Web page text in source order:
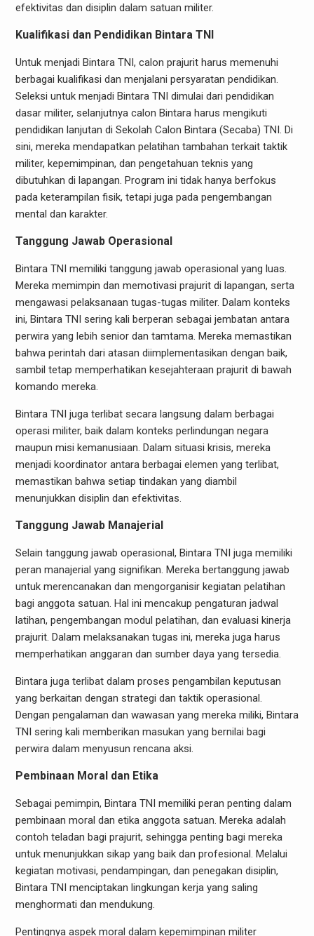
efektivitas dan disiplin dalam satuan militer.
Kualifikasi dan Pendidikan Bintara TNI
Untuk menjadi Bintara TNI, calon prajurit harus memenuhi
berbagai kualifikasi dan menjalani persyaratan pendidikan.
Seleksi untuk menjadi Bintara TNI dimulai dari pendidikan
dasar militer, selanjutnya calon Bintara harus mengikuti
pendidikan lanjutan di Sekolah Calon Bintara (Secaba) TNI. Di
sini, mereka mendapatkan pelatihan tambahan terkait taktik
militer, kepemimpinan, dan pengetahuan teknis yang
dibutuhkan di lapangan. Program ini tidak hanya berfokus
pada keterampilan fisik, tetapi juga pada pengembangan
mental dan karakter.
Tanggung Jawab Operasional
Bintara TNI memiliki tanggung jawab operasional yang luas.
Mereka memimpin dan memotivasi prajurit di lapangan, serta
mengawasi pelaksanaan tugas-tugas militer. Dalam konteks
ini, Bintara TNI sering kali berperan sebagai jembatan antara
perwira yang lebih senior dan tamtama. Mereka memastikan
bahwa perintah dari atasan diimplementasikan dengan baik,
sambil tetap memperhatikan kesejahteraan prajurit di bawah
komando mereka.
Bintara TNI juga terlibat secara langsung dalam berbagai
operasi militer, baik dalam konteks perlindungan negara
maupun misi kemanusiaan. Dalam situasi krisis, mereka
menjadi koordinator antara berbagai elemen yang terlibat,
memastikan bahwa setiap tindakan yang diambil
menunjukkan disiplin dan efektivitas.
Tanggung Jawab Manajerial
Selain tanggung jawab operasional, Bintara TNI juga memiliki
peran manajerial yang signifikan. Mereka bertanggung jawab
untuk merencanakan dan mengorganisir kegiatan pelatihan
bagi anggota satuan. Hal ini mencakup pengaturan jadwal
latihan, pengembangan modul pelatihan, dan evaluasi kinerja
prajurit. Dalam melaksanakan tugas ini, mereka juga harus
memperhatikan anggaran dan sumber daya yang tersedia.
Bintara juga terlibat dalam proses pengambilan keputusan
yang berkaitan dengan strategi dan taktik operasional.
Dengan pengalaman dan wawasan yang mereka miliki, Bintara
TNI sering kali memberikan masukan yang bernilai bagi
perwira dalam menyusun rencana aksi.
Pembinaan Moral dan Etika
Sebagai pemimpin, Bintara TNI memiliki peran penting dalam
pembinaan moral dan etika anggota satuan. Mereka adalah
contoh teladan bagi prajurit, sehingga penting bagi mereka
untuk menunjukkan sikap yang baik dan profesional. Melalui
kegiatan motivasi, pendampingan, dan penegakan disiplin,
Bintara TNI menciptakan lingkungan kerja yang saling
menghormati dan mendukung.
Pentingnya aspek moral dalam kepemimpinan militer